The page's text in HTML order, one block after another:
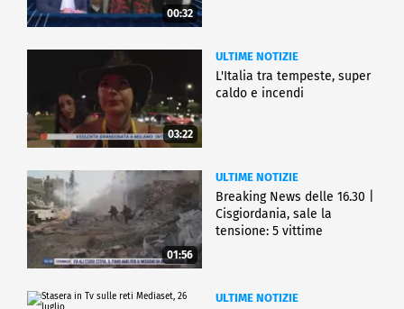
00:32
03:22
ULTIME NOTIZIE
L'Italia tra tempeste, super
caldo e incendi
01:56
ULTIME NOTIZIE
Breaking News delle 16.30 |
Cisgiordania, sale la
tensione: 5 vittime
ULTIME NOTIZIE